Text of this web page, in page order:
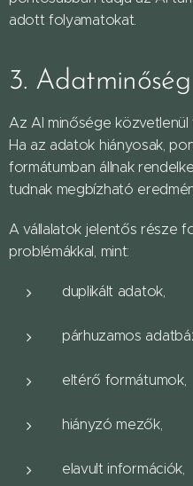
adott folyamatokat.
3.
Az AI minősége
Ha az adatok hiányosak,
formátumban állnak
tudnak megbízható
A vállalatok jelentős része
problémákkal, mint:
duplikált adatok,
párhuzamos
eltérő formátumok,
hiányzó mezők,
elavult információk,